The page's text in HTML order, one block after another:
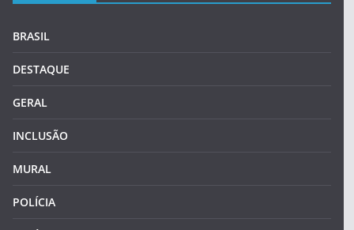
BRASIL
DESTAQUE
GERAL
INCLUSÃO
MURAL
POLÍCIA